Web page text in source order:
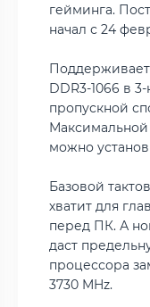
гейминга.
начал с 24
DDR3-1066 в
пропускной
можно
Базовой
хватит для
перед ПК. А
даст
процессора
3730 MHz.